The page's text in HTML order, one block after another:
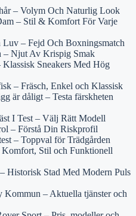
– Volym Och Naturlig Look
– Stil & Komfort För Varje
Luv – Fejd Och Boxningsmatch
– Njut Av Krispig Smak
Sneakers Med Hög
– Fräsch, Enkel och Klassisk
är dåligt – Testa färskheten
I Test – Välj Rätt Modell
– Förstå Din Riskprofil
– Toppval för Trädgården
Komfort, Stil och Funktionell
Historisk Stad Med Modern Puls
Kommun – Aktuella tjänster och